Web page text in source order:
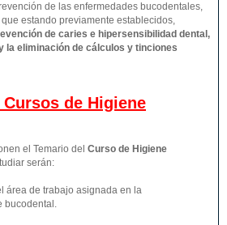
de las enfermedades bucodentales,
estando previamente establecidos,
de caries e hipersensibilidad dental,
la eliminación de cálculos y tinciones
de Higiene
el Temario del Curso de Higiene
serán:
área de trabajo asignada en la
bucodental.